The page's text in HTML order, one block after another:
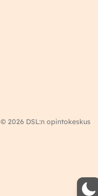
© 2026 DSL:n opintokeskus